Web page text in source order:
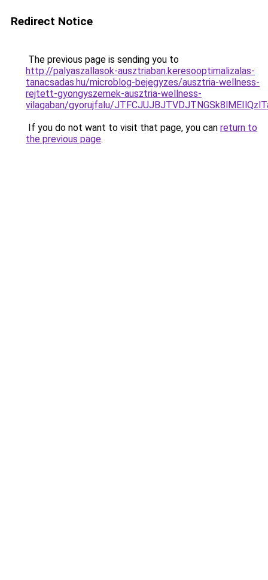
Redirect Notice
The previous page is sending you to
http://palyaszallasok-ausztriaban.keresooptimalizalas-
tanacsadas.hu/microblog-bejegyzes/ausztria-wellness-
rejtett-gyongyszemek-ausztria-wellness-
vilagaban/gyorujfalu/
If you do not want to visit that page, you can return to
the previous page.